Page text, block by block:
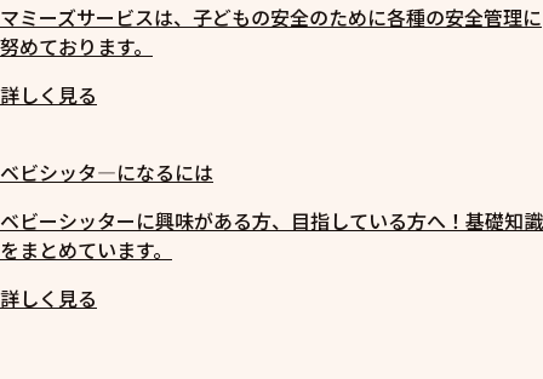
マミーズサービスは、子どもの安全のために各種の安全管理に
努めております。
詳しく見る
ベビシッタ―になるには
ベビーシッターに興味がある方、目指している方へ！基礎知識
をまとめています。
詳しく見る